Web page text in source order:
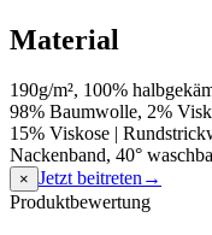
Material
190g/m², 100%
98% Baumwolle, 2%
15% Viskose |
Nackenband, 40°
× Jetzt beitreten→
Produktbewertung